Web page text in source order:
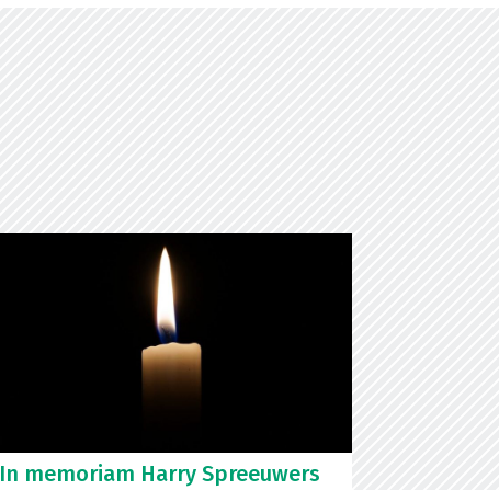
In memoriam Harry Spreeuwers